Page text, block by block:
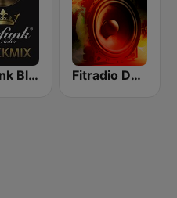
Luxfunk Blackmix Fitradio Deep house